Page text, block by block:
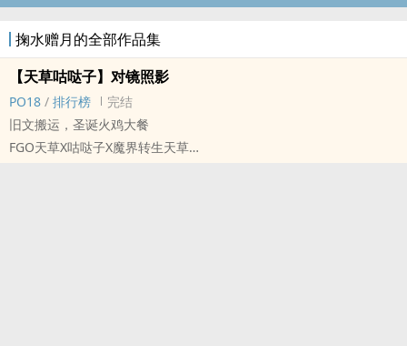
掬水赠月的全部作品集
【天草咕哒子】对镜照影
PO18 / 排行榜
完结
旧文搬运，圣诞火鸡大餐
FGO天草X咕哒子X魔界转生天草